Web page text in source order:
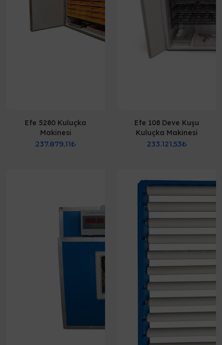
Efe 5280 Kuluçka
Makinesi
237.879,11₺
Efe 108 Deve Kuşu
Kuluçka Makinesi
233.121,53₺